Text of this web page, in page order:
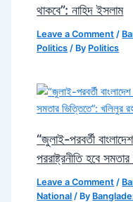
থাকবে”: নাহিদ ইসলাম
Leave a Comment /
Politics / By Politics
“জুলাই-পরবর্তী
পররাষ্ট্রনীতি হবে
Leave a Comment /
National / By